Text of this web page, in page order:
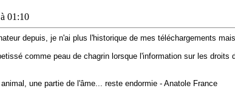
01:10
depuis, je n'ai plus l'historique de mes téléchargements
comme peau de chagrin lorsque l'information sur les droits
une partie de l'âme... reste endormie - Anatole France